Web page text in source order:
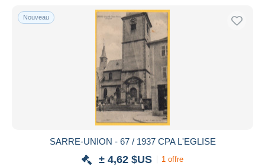
Nouveau
SARRE-UNION - 67 / 1937 CPA L'EGLISE
± 4,62 $US 1 offre